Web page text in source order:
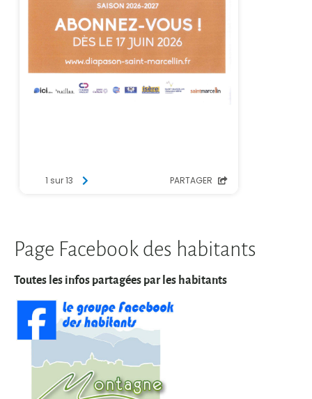
Toutes les infos partagées par les habitants
Agenda